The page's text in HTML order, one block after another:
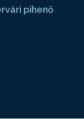
pihenő